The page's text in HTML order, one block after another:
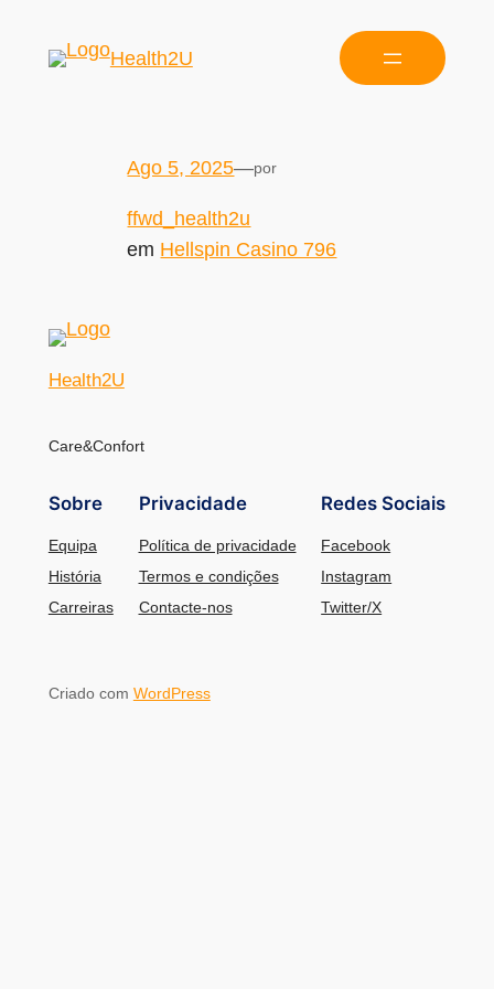
Health2U
Ago 5, 2025—por
ffwd_health2u
em Hellspin Casino 796
Health2U
Care&Confort
Sobre
Equipa
História
Carreiras
Privacidade
Política de privacidade
Termos e condições
Contacte-nos
Redes Sociais
Facebook
Instagram
Twitter/X
Criado com WordPress